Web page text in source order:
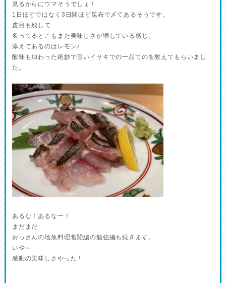
見るからにウマそうでしょ！
1日ほどではなく3日間ほど昆布で〆てあるそうです。
皮目も残して
炙ってるとこもまた美味しさが増している感じ。
添えてあるのはレモン♪
酸味も加わった絶妙で旨いイサキでの一品てのを教えてもらいまし
た。
あるな！あるなー！
まだまだ
おっさんの地魚料理奮闘編の勉強編も続きます。
いや～
感動の美味しさやった！